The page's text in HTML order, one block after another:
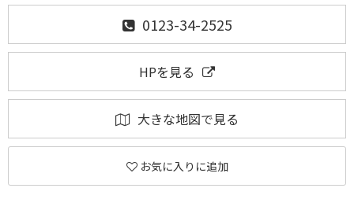
0123-34-2525
HPを見る
大きな地図で見る
お気に入りに追加